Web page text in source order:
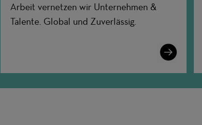
Arbeit vernetzen wir Unternehmen &
Talente. Global und Zuverlässig.
Learn
More